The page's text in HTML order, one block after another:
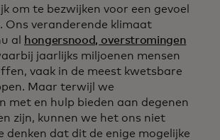
om te bezwijken voor een gevoel
Ons veranderende klimaat
al
hongersnood, overstromingen
jaarlijks miljoenen mensen
vaak in de meest kwetsbare
Maar terwijl we
met en hulp bieden aan degenen
zijn, kunnen we het ons niet
denken dat dit de enige mogelijke